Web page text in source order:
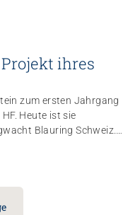
ihres
zum ersten Jahrgang
Heute ist sie
Blauring Schweiz.
Grossprojekt.